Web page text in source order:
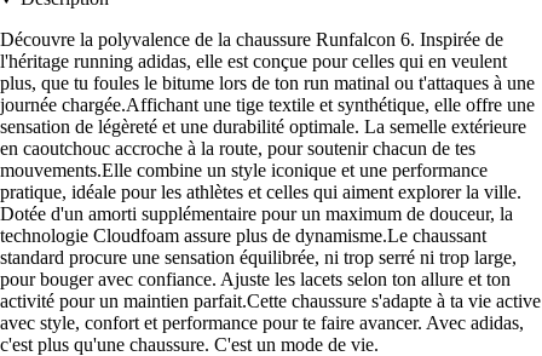
Découvre la polyvalence de la chaussure Runfalcon 6. Inspirée de
l'héritage running adidas, elle est conçue pour celles qui en veulent
plus, que tu foules le bitume lors de ton run matinal ou t'attaques à une
journée chargée.Affichant une tige textile et synthétique, elle offre une
sensation de légèreté et une durabilité optimale. La semelle extérieure
en caoutchouc accroche à la route, pour soutenir chacun de tes
mouvements.Elle combine un style iconique et une performance
pratique, idéale pour les athlètes et celles qui aiment explorer la ville.
Dotée d'un amorti supplémentaire pour un maximum de douceur, la
technologie Cloudfoam assure plus de dynamisme.Le chaussant
standard procure une sensation équilibrée, ni trop serré ni trop large,
pour bouger avec confiance. Ajuste les lacets selon ton allure et ton
activité pour un maintien parfait.Cette chaussure s'adapte à ta vie active
avec style, confort et performance pour te faire avancer. Avec adidas,
c'est plus qu'une chaussure. C'est un mode de vie.